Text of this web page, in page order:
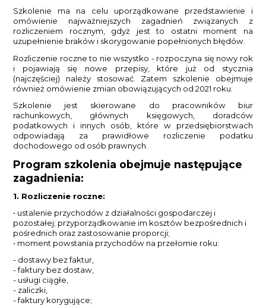
Szkolenie ma na celu uporządkowane przedstawienie i
omówienie najważniejszych zagadnień związanych z
rozliczeniem rocznym, gdyż jest to ostatni moment na
uzupełnienie braków i skorygowanie popełnionych błędów.
Rozliczenie roczne to nie wszystko - rozpoczyna się nowy rok
i pojawiają się nowe przepisy, które już od stycznia
(najczęściej) należy stosować. Zatem szkolenie obejmuje
również omówienie zmian obowiązujących od 2021 roku.
Szkolenie jest skierowane do pracowników biur
rachunkowych, głównych księgowych, doradców
podatkowych i innych osób, które w przedsiębiorstwach
odpowiadają za prawidłowe rozliczenie podatku
dochodowego od osób prawnych.
Program szkolenia obejmuje następujące
zagadnienia:
1. Rozliczenie roczne:
• ustalenie przychodów z działalności gospodarczej i
pozostałej; przyporządkowanie im kosztów bezpośrednich i
pośrednich oraz zastosowanie proporcji;
• moment powstania przychodów na przełomie roku:
- dostawy bez faktur,
- faktury bez dostaw,
- usługi ciągłe,
- zaliczki,
- faktury korygujące;